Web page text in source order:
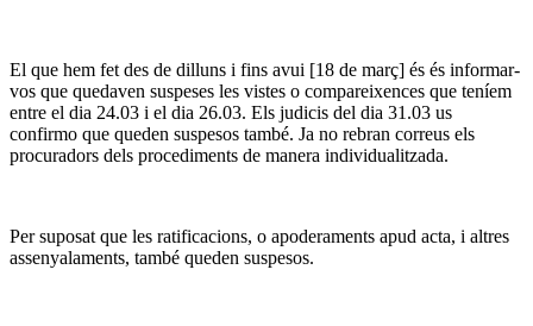
El que hem fet des de dilluns i fins avui [18 de març] és és informar-
vos que quedaven suspeses les vistes o compareixences que teníem
entre el dia 24.03 i el dia 26.03. Els judicis del dia 31.03 us
confirmo que queden suspesos també. Ja no rebran correus els
procuradors dels procediments de manera individualitzada.
Per suposat que les ratificacions, o apoderaments apud acta, i altres
assenyalaments, també queden suspesos.